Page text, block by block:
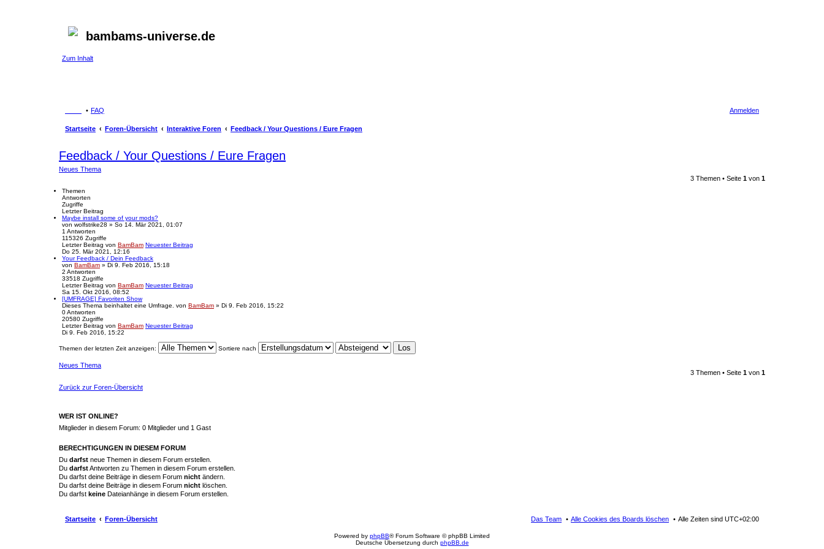
bambams-universe.de
Zum Inhalt
FAQ Anmelden
Startseite Foren-Übersicht Interaktive Foren Feedback / Your Questions / Eure Fragen
Feedback / Your Questions / Eure Fragen
Neues Thema
3 Themen • Seite 1 von 1
Themen
Antworten
Zugriffe
Letzter Beitrag
Maybe install some of your mods?
von wolfstrike28 » So 14. Mär 2021, 01:07
1 Antworten
115326 Zugriffe
Letzter Beitrag von BamBam Neuester Beitrag
Do 25. Mär 2021, 12:16
Your Feedback / Dein Feedback
von BamBam » Di 9. Feb 2016, 15:18
2 Antworten
33518 Zugriffe
Letzter Beitrag von BamBam Neuester Beitrag
Sa 15. Okt 2016, 08:52
[UMFRAGE] Favoriten Show
Dieses Thema beinhaltet eine Umfrage.
von BamBam » Di 9. Feb 2016, 15:22
0Antworten
20580 Zugriffe
Letzter Beitrag von BamBam Neuester Beitrag
Di 9. Feb 2016, 15:22
Themen der letzten Zeit anzeigen: Sortiere nach
Neues Thema
3 Themen • Seite 1 von 1
Zurück zur Foren-Übersicht
WER IST ONLINE?
Mitglieder in diesem Forum: 0 Mitglieder und 1 Gast
BERECHTIGUNGEN IN DIESEM FORUM
Du darfst neue Themen in diesem Forum erstellen.
Du darfstAntworten zu Themen in diesem Forum erstellen.
Du darfst deine Beiträge in diesem Forum nicht ändern.
Du darfst deine Beiträge in diesem Forum nicht löschen.
Du darfst keine Dateianhänge in diesem Forum erstellen.
Startseite Foren-Übersicht Alle Zeiten sind UTC+02:00
Alle Cookies des Boards löschen
Das Team
Powered by phpBB® Forum Software © phpBB Limited
Deutsche Übersetzung durch phpBB.de